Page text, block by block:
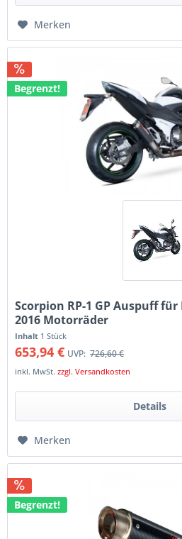
Merken
Begrenzt!
Scorpion RP-1 GP Auspuff für
2016 Motorräder
Inhalt 1 Stück
653,94 € UVP: 726,60 €
inkl. MwSt.zzgl. Versandkosten
Details
Merken
Begrenzt!